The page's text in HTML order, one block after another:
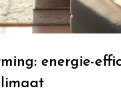
energie-